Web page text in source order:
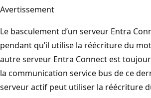
Avertissement
Le basculement d’un serveur Entra
pendant qu’il utilise la réécriture du
autre serveur Entra Connect est
la communication service bus de ce
serveur actif peut utiliser la réécriture